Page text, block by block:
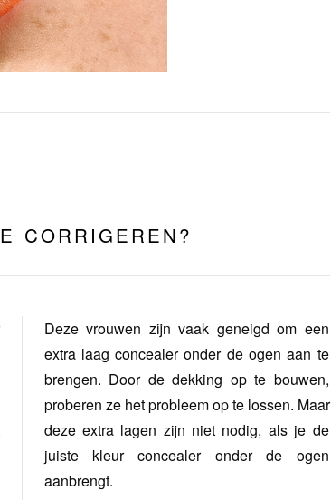
CORRIGEREN?
Deze vrouwen zijn vaak geneigd om een
extra laag concealer onder de ogen aan te
brengen. Door de dekking op te bouwen,
proberen ze het probleem op te lossen. Maar
deze extra lagen zijn niet nodig, als je de
juiste kleur concealer onder de ogen
aanbrengt.